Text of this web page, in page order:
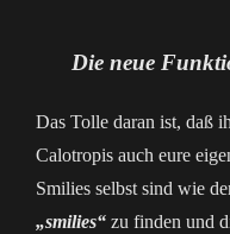
Die neue
Das Tolle daran ist, daß
Calotropis auch eure
Smilies selbst sind wie
„smilies“ zu finden und